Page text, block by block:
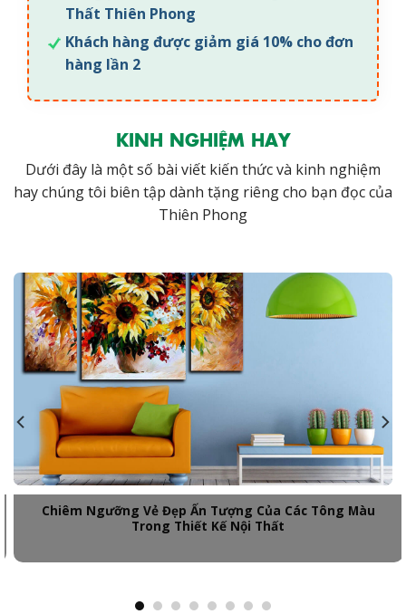
Thất Thiên Phong
Khách hàng được giảm giá 10% cho đơn
hàng lần 2
KINH NGHIỆM HAY
Dưới đây là một số bài viết kiến thức và kinh nghiệm
hay chúng tôi biên tập dành tặng riêng cho bạn đọc của
Thiên Phong
Chiêm Ngưỡng Vẻ Đẹp Ấn Tượng Của Các Tông Màu
Trong Thiết Kế Nội Thất